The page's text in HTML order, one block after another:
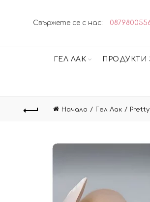
Свържете се с нас:
ГЕЛ ЛАК ПРОДУКТИ
Начало Гел Лак